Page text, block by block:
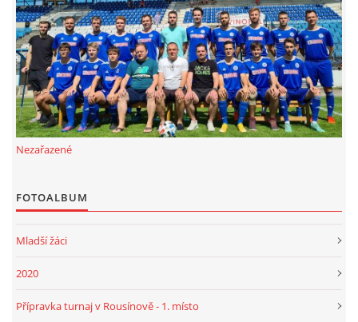
Nezařazené
FOTOALBUM
Mladší žáci
2020
Přípravka turnaj v Rousínově - 1. místo